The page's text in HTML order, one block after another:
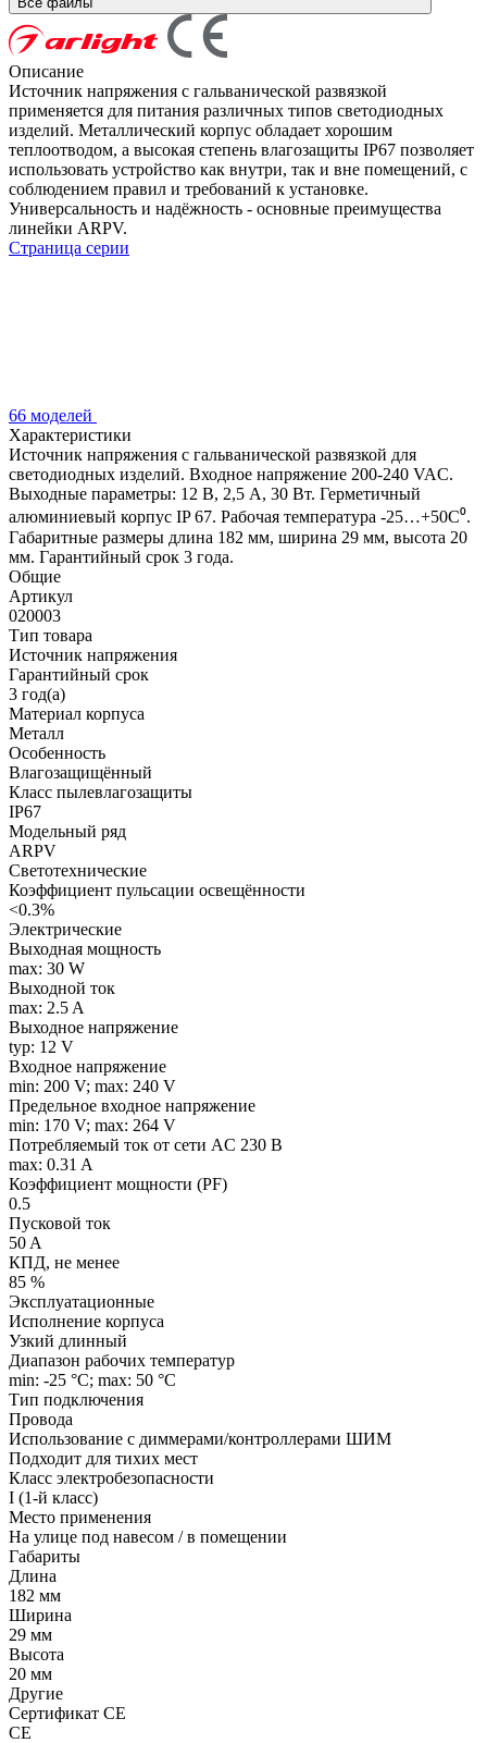
Описание
Источник напряжения с гальванической развязкой
применяется для питания различных типов светодиодных
изделий. Металлический корпус обладает хорошим
теплоотводом, а высокая степень влагозащиты IP67 позволяет
использовать устройство как внутри, так и вне помещений, с
соблюдением правил и требований к установке.
Универсальность и надёжность - основные преимущества
линейки ARPV.
Страница серии
66 моделей
Характеристики
Источник напряжения с гальванической развязкой для
светодиодных изделий. Входное напряжение 200-240 VAC.
Выходные параметры: 12 В, 2,5 А, 30 Вт. Герметичный
алюминиевый корпус IP 67. Рабочая температура -25…+50C⁰.
Габаритные размеры длина 182 мм, ширина 29 мм, высота 20
мм. Гарантийный срок 3 года.
Общие
Артикул
020003
Тип товара
Источник напряжения
Гарантийный срок
3 год(а)
Материал корпуса
Металл
Особенность
Влагозащищённый
Класс пылевлагозащиты
IP67
Модельный ряд
ARPV
Светотехнические
Коэффициент пульсации освещённости
<0.3%
Электрические
Выходная мощность
max: 30 W
Выходной ток
max: 2.5 A
Выходное напряжение
typ: 12 V
Входное напряжение
min: 200 V; max: 240 V
Предельное входное напряжение
min: 170 V; max: 264 V
Потребляемый ток от сети AC 230 В
max: 0.31 A
Коэффициент мощности (PF)
0.5
Пусковой ток
50 A
КПД, не менее
85 %
Эксплуатационные
Исполнение корпуса
Узкий длинный
Диапазон рабочих температур
min: -25 °C; max: 50 °C
Тип подключения
Провода
Использование с диммерами/контроллерами ШИМ
Подходит для тихих мест
Класс электробезопасности
I (1-й класс)
Место применения
На улице под навесом / в помещении
Габариты
Длина
182 мм
Ширина
29 мм
Высота
20 мм
Другие
Сертификат CE
СЕ